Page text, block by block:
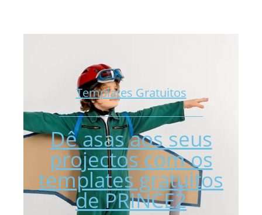
Templates Gratuitos
Dê asas aos seus
projectos com os
templates gratuitos
de PRINCE2